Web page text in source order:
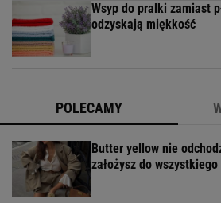
Wsyp do pralki zamiast
odzyskają miękkość
POLECAMY
Butter yellow nie
założysz do wszystkiego